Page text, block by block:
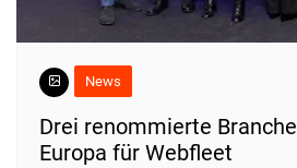
News
Drei renommierte
Europa für Webfleet